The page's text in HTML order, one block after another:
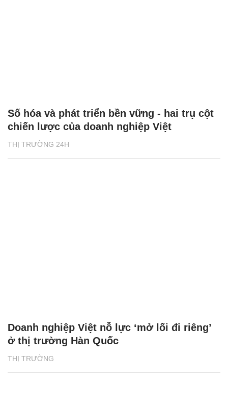
THỊ TRƯỜNG 24H
Số hóa và phát triển bền vững - hai trụ cột
chiến lược của doanh nghiệp Việt
THỊ TRƯỜNG
Doanh nghiệp Việt nỗ lực ‘mở lối đi riêng’
ở thị trường Hàn Quốc